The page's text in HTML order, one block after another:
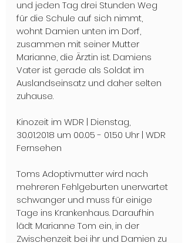
und jeden Tag drei Stunden Weg
für die Schule auf sich nimmt,
wohnt Damien unten im Dorf,
zusammen mit seiner Mutter
Marianne, die Ärztin ist. Damiens
Vater ist gerade als Soldat im
Auslandseinsatz und daher selten
zuhause.
Kinozeit im WDR | Dienstag,
30.01.2018 um 00.05 - 01.50 Uhr | WDR
Fernsehen
Toms Adoptivmutter wird nach
mehreren Fehlgeburten unerwartet
schwanger und muss für einige
Tage ins Krankenhaus. Daraufhin
lädt Marianne Tom ein, in der
Zwischenzeit bei ihr und Damien zu